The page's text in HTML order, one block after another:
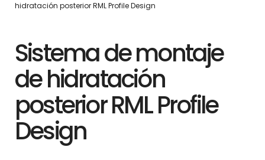
hidratación posterior RML Profile Design
Sistema de montaje
de hidratación
posterior RML Profile
Design